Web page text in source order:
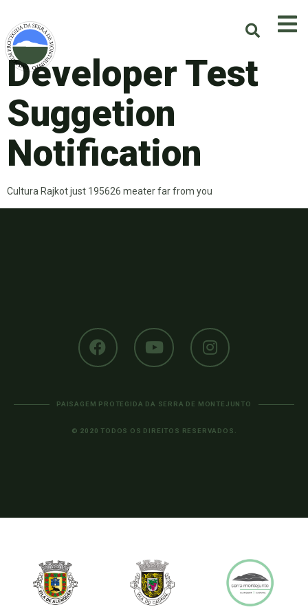
Developer Test
Suggetion
Notification
Cultura Rajkot just 195626 meater far from you
PAISAGEM PROTEGIDA DA SERRA DE MONTEJUNTO
© 2020 TODOS OS DIREITOS RESERVADOS.